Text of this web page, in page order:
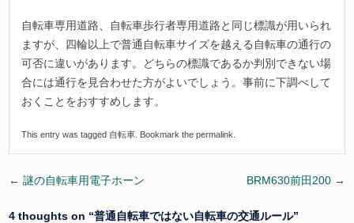
自転車専用道路、自転車歩行者専用道路と同じ標識が用いられ
ますが、四輪以上で普通自転車サイズを越える自転車の通行の
可否に違いがあります。どちらの標識であるか判別できない場
合には通行を見合わせた方がよいでしょう。事前に下調べして
おくことをおすすめします。
This entry was tagged 自転車. Bookmark the permalink
Post
← 謎の自転車用電子ホーン BRM630前田200 →
4 thoughts on “普通自転車ではない自転車の交通ルール”